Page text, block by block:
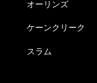
オーリンズ
ケーンクリーク
スラム